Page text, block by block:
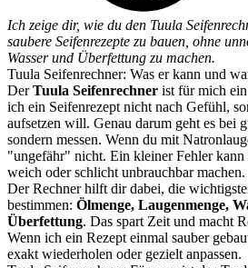
Ich zeige dir, wie du den Tuula
saubere Seifenrezepte zu bauen, ohne
Wasser und Überfettung zu machen.
Tuula Seifenrechner: Was er kann und
DerTuula Seifenrechner ist für mich
ich ein Seifenrezept nicht nach Gefühl,
aufsetzen will. Genau darum geht es bei
sondern messen. Wenn du mit
"ungefähr" nicht. Ein kleiner Fehler kann
weich oder schlicht unbrauchbar machen.
Der Rechner hilft dir dabei, die
bestimmen: Ölmenge, Laugenmenge,
Überfettung. Das spart Zeit und macht
Wenn ich ein Rezept einmal sauber
exakt wiederholen oder gezielt anpassen.